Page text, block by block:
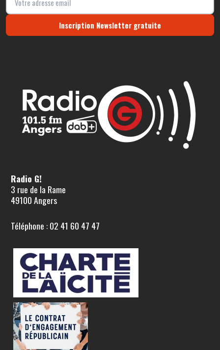
Inscription Newsletter gratuite
Radio G!
3 rue de la Rame
49100 Angers
Téléphone : 02 41 60 47 47